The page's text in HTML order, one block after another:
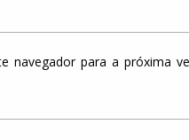
navegador para a próxima